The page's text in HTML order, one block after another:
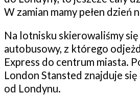
W zamian mamy pełen dzień
Na lotnisku skierowaliśmy
autobusowy, z którego
Express do centrum miasta.
London Stansted znajduje się
od Londynu.